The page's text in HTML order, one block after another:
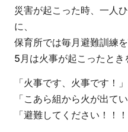
災害が起こった時、一人
に、
保育所では毎月避難訓練を
5月は火事が起こったとき
「火事です、火事です！」
「こあら組から火が出て
「避難してください！！！